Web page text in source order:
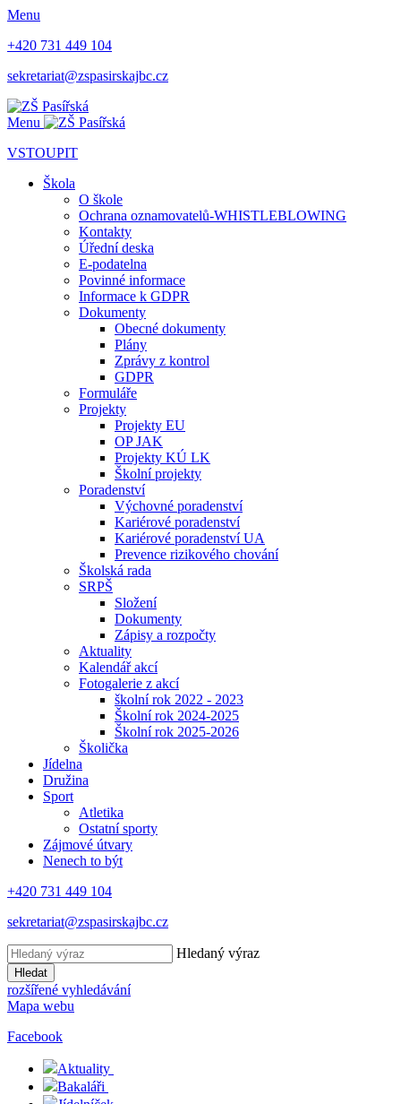
Menu
+420 731 449 104
sekretariat@zspasirskajbc.cz
Menu
VSTOUPIT
Škola
O škole
Ochrana oznamovatelů-WHISTLEBLOWING
Kontakty
Úřední deska
E-podatelna
Povinné informace
Informace k GDPR
Dokumenty
Obecné dokumenty
Plány
Zprávy z kontrol
GDPR
Formuláře
Projekty
Projekty EU
OP JAK
Projekty KÚ LK
Školní projekty
Poradenství
Výchovné poradenství
Kariérové poradenství
Kariérové poradenství UA
Prevence rizikového chování
Školská rada
SRPŠ
Složení
Dokumenty
Zápisy a rozpočty
Aktuality
Kalendář akcí
Fotogalerie z akcí
školní rok 2022 - 2023
Školní rok 2024-2025
Školní rok 2025-2026
Školička
Jídelna
Družina
Sport
Atletika
Ostatní sporty
Zájmové útvary
Nenech to být
+420 731 449 104
sekretariat@zspasirskajbc.cz
Hledaný výraz
Hledat
rozšířené vyhledávání
Mapa webu
Facebook
Aktuality
Bakaláři